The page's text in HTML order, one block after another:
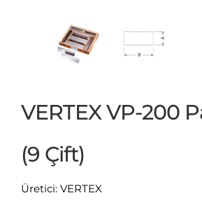
VERTEX VP-200
(9 Çift)
Üretici: VERTEX